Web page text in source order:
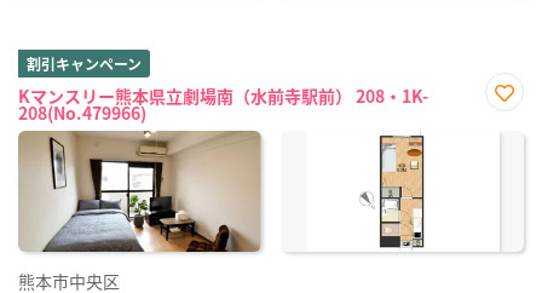
割引キャンペーン
Kマンスリー熊本県立劇場南（水前寺駅前） 208・1K-
208(No.479966)
に入
熊本市中央区